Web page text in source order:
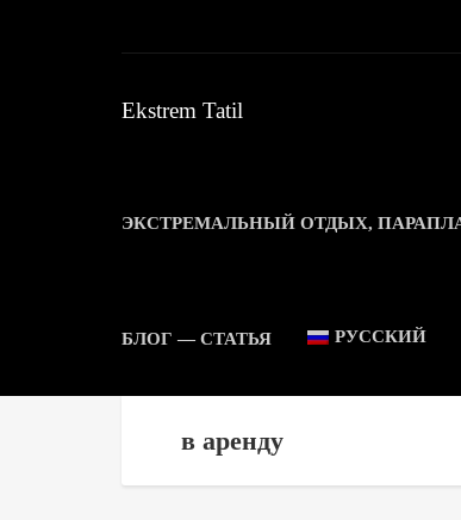
Ekstrem Tatil
ЭКСТРЕМАЛЬНЫЙ ОТДЫХ,
БЛОГ — СТАТЬЯ РУССКИЙ
в аренду